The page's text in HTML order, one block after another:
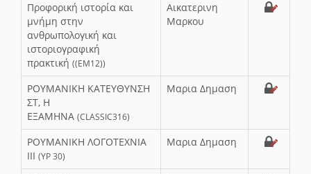
Προφορική ιστορία και
μνήμη στην
ανθρωπολογική και
ιστοριογραφική
πρακτική ((ΕΜ12))
Αικατερινη
Μαρκου
ΡΟΥΜΑΝΙΚΗ ΚΑΤΕΥΘΥΝΣΗ
ΣΤ, Η
ΕΞΑΜΗΝΑ (CLASSIC316)
Μαρια Δημαση
ΡΟΥΜΑΝΙΚΗ ΛΟΓΟΤΕΧΝΙΑ
ΙΙΙ (ΥΡ 30)
Μαρια Δημαση